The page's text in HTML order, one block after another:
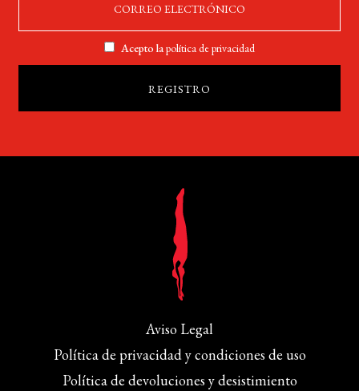
Acepto lapolítica de privacidad
Aviso Legal
Política de privacidad y condiciones de uso
Política de devoluciones y desistimiento